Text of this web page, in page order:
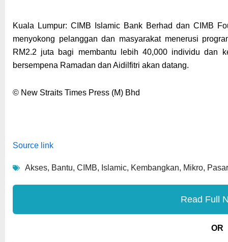
Kuala Lumpur: CIMB Islamic Bank Berhad dan CIMB
menyokong pelanggan dan masyarakat menerusi
RM2.2 juta bagi membantu lebih 40,000 individu dan
bersempena Ramadan dan Aidilfitri akan datang.
© New Straits Times Press (M) Bhd
Source link
Akses, Bantu, CIMB, Islamic, Kembangkan, Mikro,
Read Full
OR